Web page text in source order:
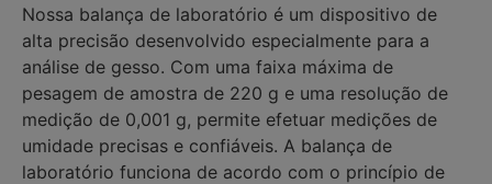
Nossa balança de laboratório é um dispositivo de
alta precisão desenvolvido especialmente para a
análise de gesso. Com uma faixa máxima de
pesagem de amostra de 220 g e uma resolução de
medição de 0,001 g, permite efetuar medições de
umidade precisas e confiáveis. A balança de
laboratório funciona de acordo com o princípio de